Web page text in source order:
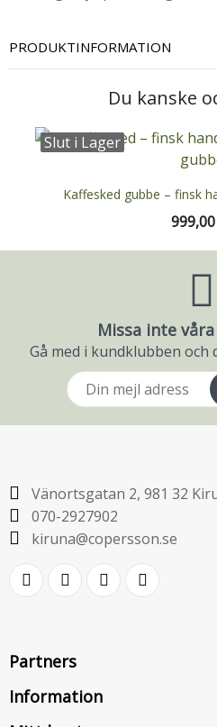
PRODUKTINFORMATION
Du kanske
Slut i Lager
Ej I
Kaffesked gubbe – finsk
Missa inte
Gå med i kundklubben
Vänortsgatan 2, 981 32
070-2927902
kiruna@copersson.se
Partners
Information